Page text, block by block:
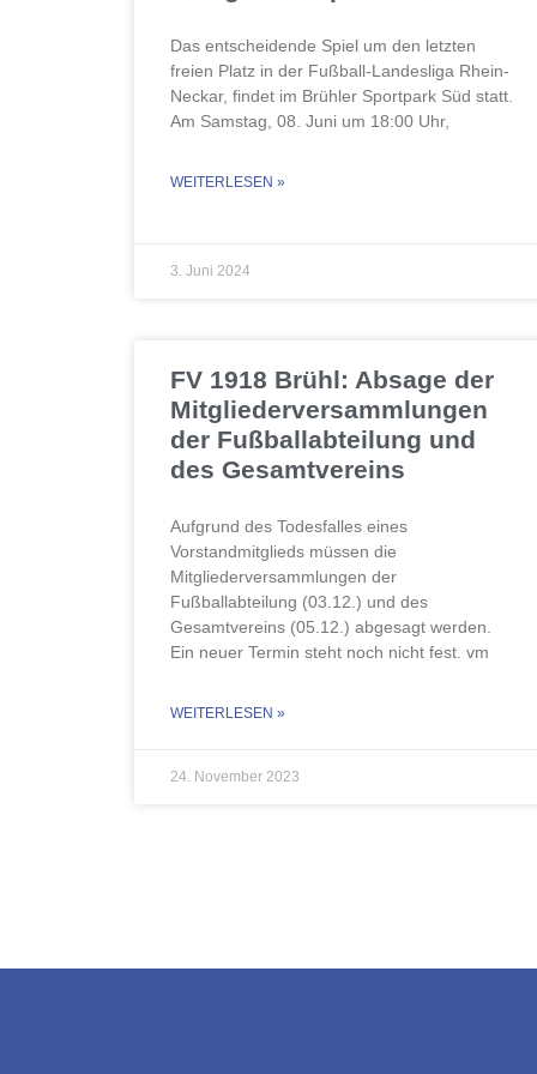
Das entscheidende Spiel um den letzten
freien Platz in der Fußball-Landesliga Rhein-
Neckar, findet im Brühler Sportpark Süd statt.
Am Samstag, 08. Juni um 18:00 Uhr,
WEITERLESEN »
3. Juni 2024
FV 1918 Brühl: Absage der
Mitgliederversammlungen
der Fußballabteilung und
des Gesamtvereins
Aufgrund des Todesfalles eines
Vorstandmitglieds müssen die
Mitgliederversammlungen der
Fußballabteilung (03.12.) und des
Gesamtvereins (05.12.) abgesagt werden.
Ein neuer Termin steht noch nicht fest. vm
WEITERLESEN »
24. November 2023